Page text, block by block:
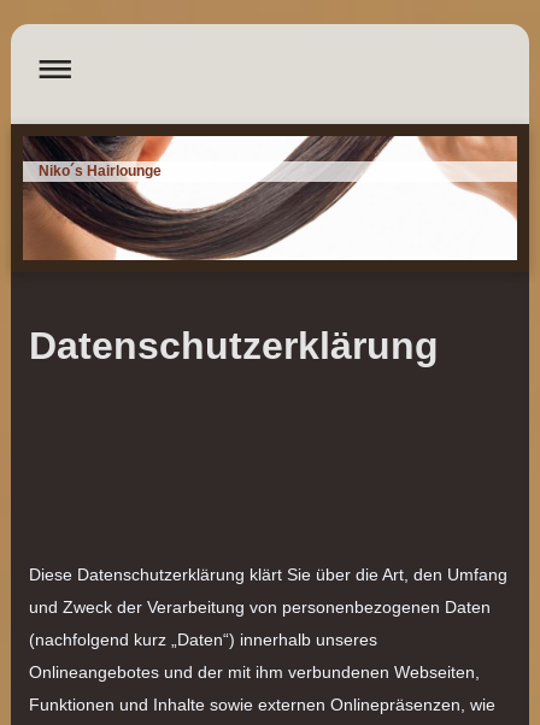
Niko´s Hairlounge
Datenschutzerklärung
Diese Datenschutzerklärung klärt Sie über die Art, den Umfang
und Zweck der Verarbeitung von personenbezogenen Daten
(nachfolgend kurz „Daten“) innerhalb unseres
Onlineangebotes und der mit ihm verbundenen Webseiten,
Funktionen und Inhalte sowie externen Onlinepräsenzen, wie